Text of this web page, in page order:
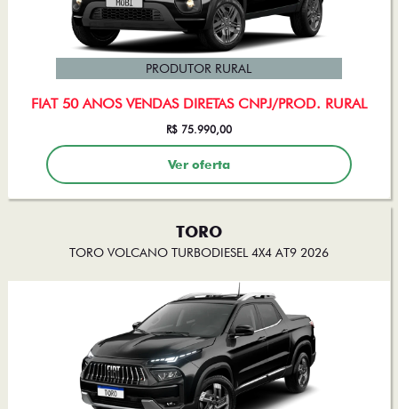
FIAT 50 ANOS VENDAS DIRETAS CNPJ/PROD. RURAL
PRODUTOR RURAL
R$ 75.990,00
Ver oferta
TORO
TORO VOLCANO TURBODIESEL 4X4 AT9 2026